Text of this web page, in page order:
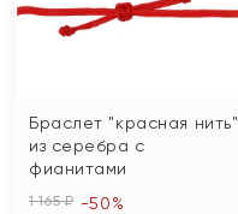
Браслет "красная нить"
из серебра с
фианитами
1 165 ₽ -50%